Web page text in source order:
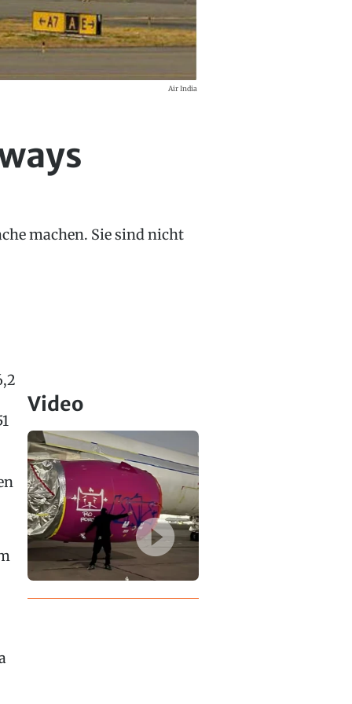
Air India
machen. Sie sind nicht
Video